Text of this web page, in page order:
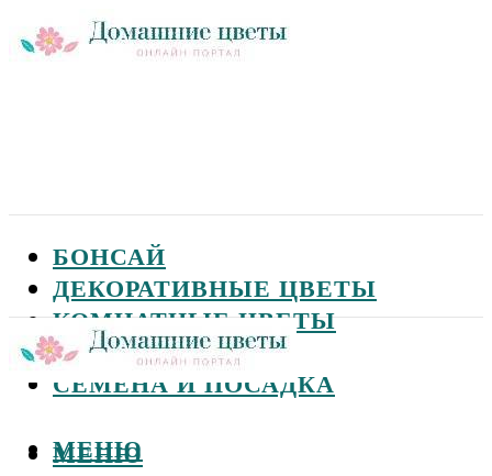
БОНСАЙ
ДЕКОРАТИВНЫЕ ЦВЕТЫ
КОМНАТНЫЕ ЦВЕТЫ
САДОВЫЕ ЦВЕТЫ
СЕМЕНА И ПОСАДКА
МЕНЮ
МЕНЮ